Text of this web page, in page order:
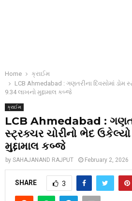
Home
ક્રાઈમ
LCB Ahmedabad : ગણતરીના દિવસોમાં ડોમ
9.34 લાખનો મુદ્દામાલ કબ્જે
ક્રાઈમ
LCB Ahmedabad :
સ્ટ્રક્ચર ચોરીનો ભેદ
મુદ્દામાલ કબ્જે
by SAHAJANAND RAJPUT February 2, 2026
SHARE 3